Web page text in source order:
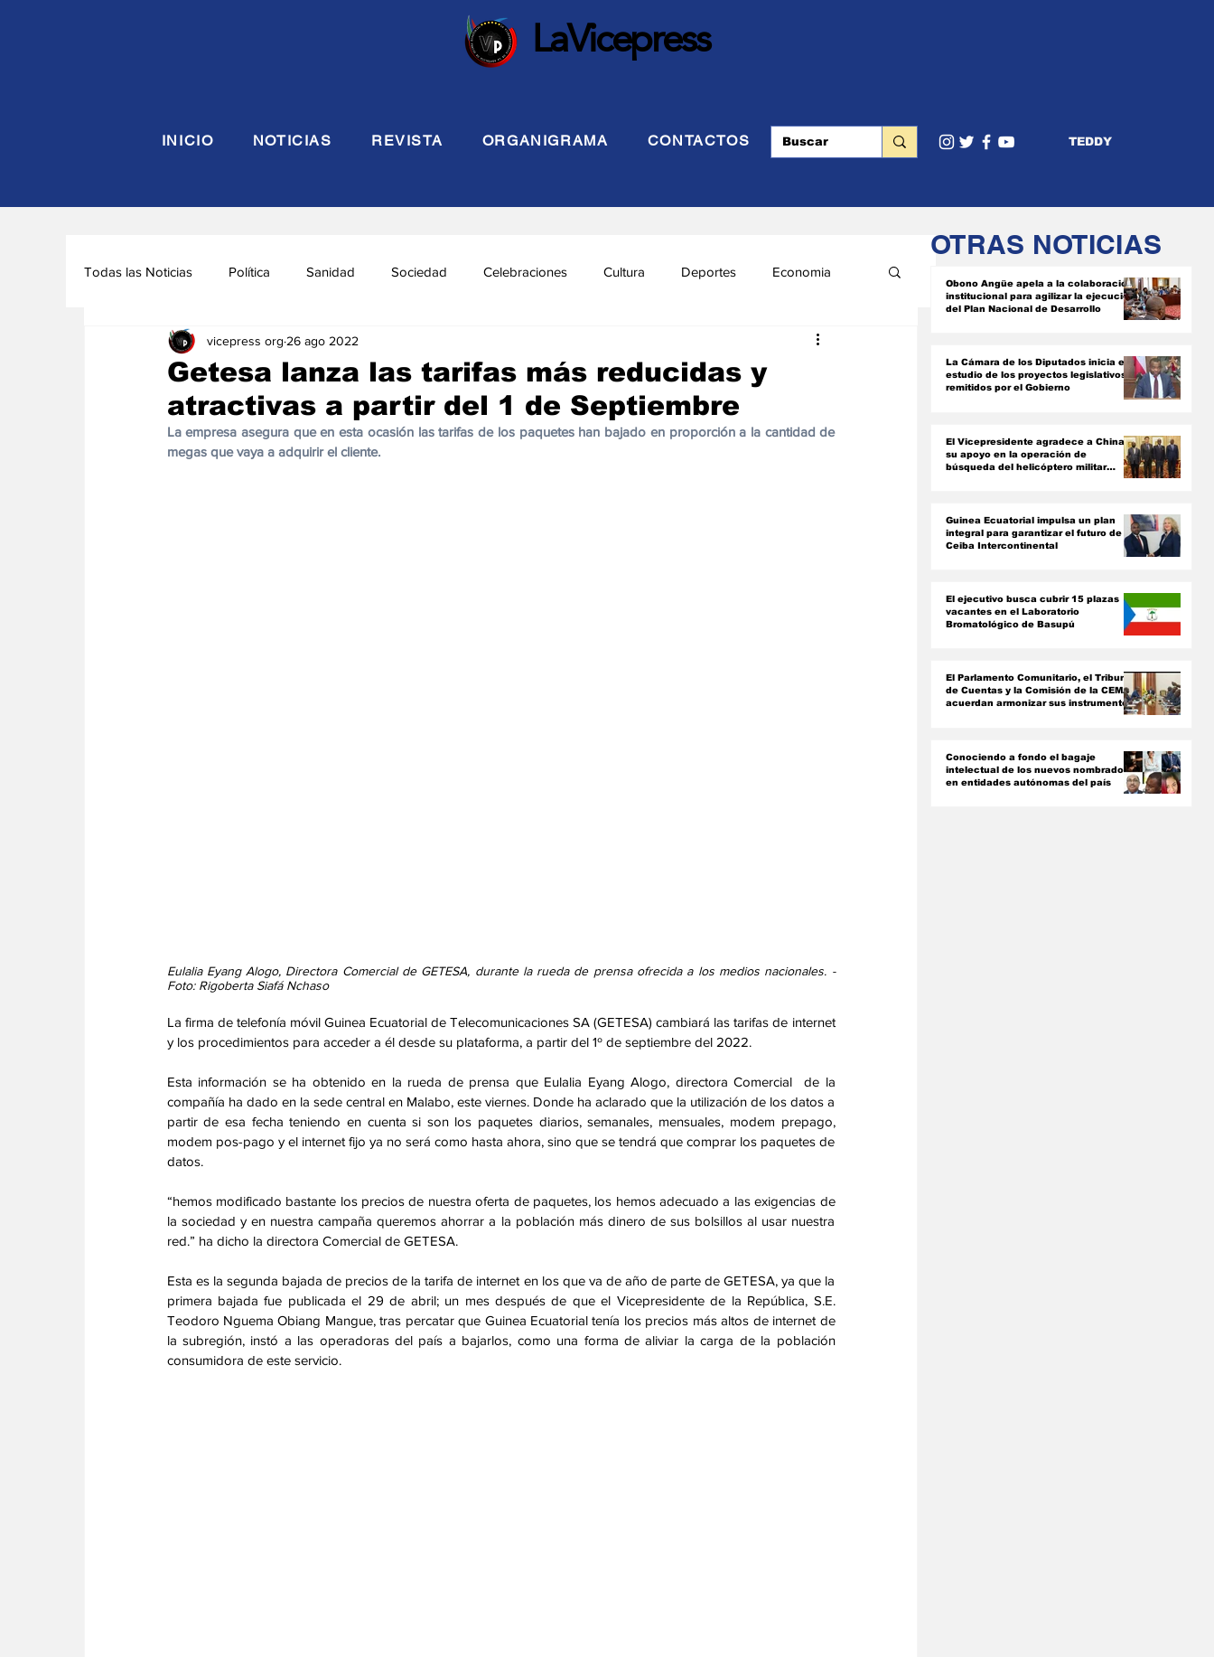
LaVicepress
INICIO NOTICIAS REVISTA ORGANIGRAMA CONTACTOS TEDDY
Todas las Noticias Política Sanidad Sociedad Celebraciones Cultura Deportes Economia
Seguridad y Defensa Turismo INTERIOR
Asuntos Sociales Telecomunicación Cumbres Tecnología Agricultura
Getesa lanza las tarifas más reducidas y
atractivas a partir del 1 de Septiembre
vicepress org 26 ago 2022
La empresa asegura que en esta ocasión las tarifas de los paquetes han bajado en proporción a la cantidad de
megas que vaya a adquirir el cliente.
Eulalia Eyang Alogo, Directora Comercial de GETESA, durante la rueda de prensa ofrecida a los medios nacionales. -
Foto: Rigoberta Siafá Nchaso
La firma de telefonía móvil Guinea Ecuatorial de Telecomunicaciones SA (GETESA) cambiará las tarifas de internet
y los procedimientos para acceder a él desde su plataforma, a partir del 1º de septiembre del 2022.
Esta información se ha obtenido en la rueda de prensa que Eulalia Eyang Alogo, directora Comercial  de la
compañía ha dado en la sede central en Malabo, este viernes. Donde ha aclarado que la utilización de los datos a
partir de esa fecha teniendo en cuenta si son los paquetes diarios, semanales, mensuales, modem prepago,
modem pos-pago y el internet fijo ya no será como hasta ahora, sino que se tendrá que comprar los paquetes de
datos.
“hemos modificado bastante los precios de nuestra oferta de paquetes, los hemos adecuado a las exigencias de
la sociedad y en nuestra campaña queremos ahorrar a la población más dinero de sus bolsillos al usar nuestra
red.” ha dicho la directora Comercial de GETESA.
Esta es la segunda bajada de precios de la tarifa de internet en los que va de año de parte de GETESA, ya que la
primera bajada fue publicada el 29 de abril; un mes después de que el Vicepresidente de la República, S.E.
Teodoro Nguema Obiang Mangue, tras percatar que Guinea Ecuatorial tenía los precios más altos de internet de
la subregión, instó a las operadoras del país a bajarlos, como una forma de aliviar la carga de la población
consumidora de este servicio.
OTRAS NOTICIAS
Obono Angüe apela a la colaboración
institucional para agilizar la ejecución
del Plan Nacional de Desarrollo
La Cámara de los Diputados inicia el
estudio de los proyectos legislativos
remitidos por el Gobierno
El Vicepresidente agradece a China
su apoyo en la operación de
búsqueda del helicóptero militar
Guinea Ecuatorial impulsa un plan
integral para garantizar el futuro de
Ceiba Intercontinental
El ejecutivo busca cubrir 15 plazas
vacantes en el Laboratorio
Bromatológico de Basupú
El Parlamento Comunitario, el Tribunal
de Cuentas y la Comisión de la CEMAC
acuerdan armonizar sus instrumentos
Conociendo a fondo el bagaje
intelectual de los nuevos nombrados
en entidades autónomas del país ‎